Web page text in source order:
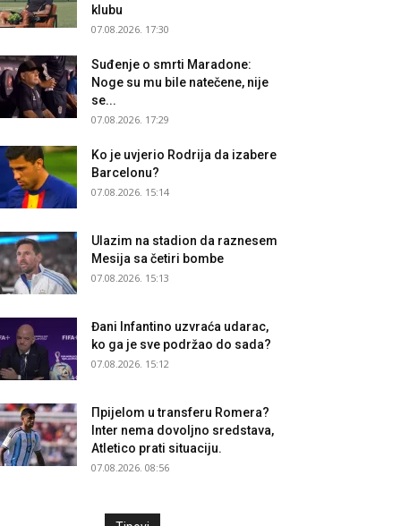
klubu
07.08.2026. 17:30
Suđenje o smrti Maradone:
Noge su mu bile natečene, nije
se...
07.08.2026. 17:29
Ko je uvjerio Rodrija da izabere
Barcelonu?
07.08.2026. 15:14
Ulazim na stadion da raznesem
Mesija sa četiri bombe
07.08.2026. 15:13
Đani Infantino uzvraća udarac,
ko ga je sve podržao do sada?
07.08.2026. 15:12
Прijelom u transferu Romera?
Inter nema dovoljno sredstava,
Atletico prati situaciju.
07.08.2026. 08:56